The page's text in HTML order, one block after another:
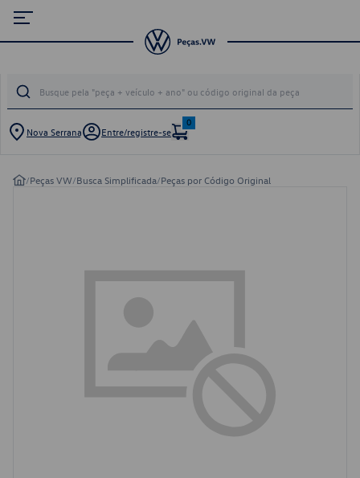
Nova Serrana Entre/registre-se
0
/Peças VW/Busca Simplificada/Peças por Código Original